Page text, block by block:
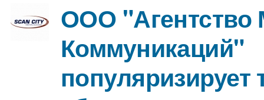
ООО "Агентство
Коммуникаций"